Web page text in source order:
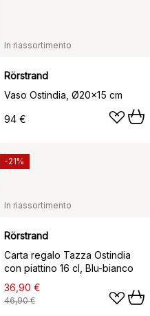
In riassortimento
Rörstrand
Vaso Ostindia, Ø20x15 cm
94 €
In riassortimento
Rörstrand
Carta regalo Tazza Ostindia
con piattino 16 cl, Blu-bianco
36,90 €
46,90 €
-21%